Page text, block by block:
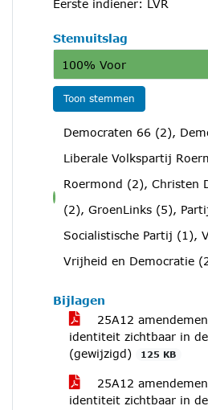
Eerste indiener: LVR
Stemuitslag
100% Voor
Toon stemmen
voor
Democraten 66 (2),
Liberale Volkspartij
Roermond (2), Christen
(2), GroenLinks (5),
Socialistische Partij (1),
Vrijheid en Democratie
Bijlagen
25A12
identiteit zichtbaar in
(gewijzigd)
125 KB
25A12
identiteit zichtbaar in